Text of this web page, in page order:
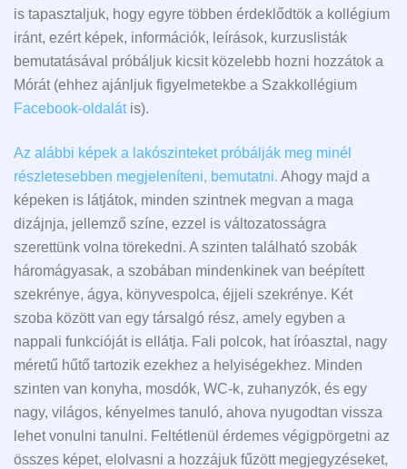
is tapasztaljuk, hogy egyre többen érdeklődtök a kollégium
iránt, ezért képek, információk, leírások, kurzuslisták
bemutatásával próbáljuk kicsit közelebb hozni hozzátok a
Mórát (ehhez ajánljuk figyelmetekbe a Szakkollégium
Facebook-oldalátis).
Az alábbi képek a lakószinteket próbálják meg minél
részletesebben megjeleníteni, bemutatni. Ahogy majd a
képeken is látjátok, minden szintnek megvan a maga
dizájnja, jellemző színe, ezzel is változatosságra
szerettünk volna törekedni. A szinten található szobák
háromágyasak, a szobában mindenkinek van beépített
szekrénye, ágya, könyvespolca, éjjeli szekrénye. Két
szoba között van egy társalgó rész, amely egyben a
nappali funkcióját is ellátja. Fali polcok, hat íróasztal, nagy
méretű hűtő tartozik ezekhez a helyiségekhez. Minden
szinten van konyha, mosdók, WC-k, zuhanyzók, és egy
nagy, világos, kényelmes tanuló, ahova nyugodtan vissza
lehet vonulni tanulni. Feltétlenül érdemes végigpörgetni az
összes képet, elolvasni a hozzájuk fűzött megjegyzéseket,